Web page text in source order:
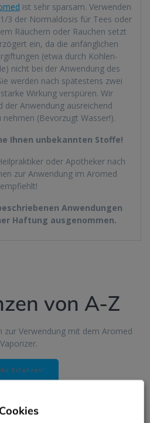
ist sehr sparsam. Verwenden
3 der Normaldosis für Tees oder
Räuchern oder Rauchen setzt
ein, da die anfänglichen
(etwa durch Kohlen-
nicht bei der Anwendung des
werden nach spätestens zwei
Wirkung verspüren. Wir
der Anwendung ausreichend
nehmen (Bevorzugt Wasser!).
Ihnen unbekannten Stoffe!
oder Apotheker nach
zur Anwendung im Aromed
empfiehlt!
Anwendungen
Haftung ausgenommen.
von A-Z
zur Verwendung mit dem Aromed
Vaporizer.
Erfahren!
Cookies